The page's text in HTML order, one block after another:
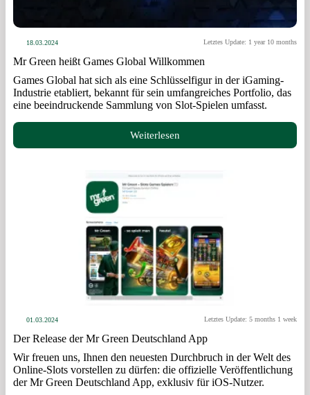
Mr Green heißt Games Global Willkommen
18.03.2024 Letztes Update: 1 year 10 months
Games Global hat sich als eine Schlüsselfigur in der iGaming-
Industrie etabliert, bekannt für sein umfangreiches Portfolio, das
eine beeindruckende Sammlung von Slot-Spielen umfasst.
Weiterlesen
Der Release der Mr Green Deutschland App
01.03.2024 Letztes Update: 5 months 1 week
Wir freuen uns, Ihnen den neuesten Durchbruch in der Welt des
Online-Slots vorstellen zu dürfen: die offizielle Veröffentlichung
der Mr Green Deutschland App, exklusiv für iOS-Nutzer.